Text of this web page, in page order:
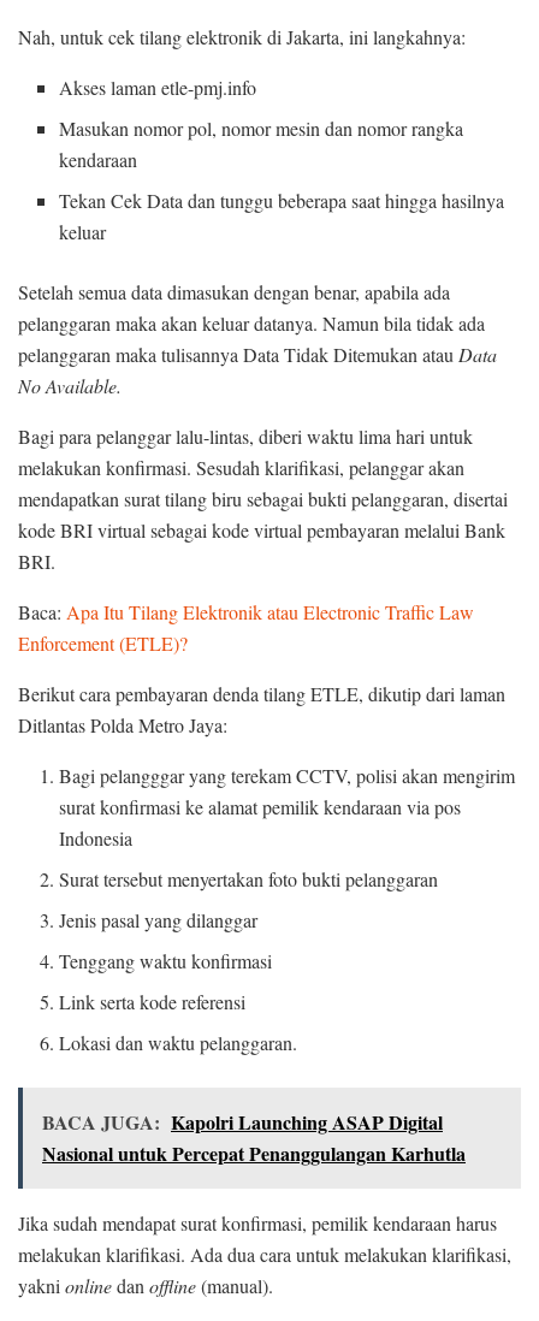
Nah, untuk cek tilang elektronik di Jakarta, ini langkahnya:
Akses laman etle-pmj.info
Masukan nomor pol, nomor mesin dan nomor rangka
kendaraan
Tekan Cek Data dan tunggu beberapa saat hingga hasilnya
keluar
Setelah semua data dimasukan dengan benar, apabila ada
pelanggaran maka akan keluar datanya. Namun bila tidak ada
pelanggaran maka tulisannya Data Tidak Ditemukan atau Data
No Available.
Bagi para pelanggar lalu-lintas, diberi waktu lima hari untuk
melakukan konfirmasi. Sesudah klarifikasi, pelanggar akan
mendapatkan surat tilang biru sebagai bukti pelanggaran, disertai
kode BRI virtual sebagai kode virtual pembayaran melalui Bank
BRI.
Baca: Apa Itu Tilang Elektronik atau Electronic Traffic Law
Enforcement (ETLE)?
Berikut cara pembayaran denda tilang ETLE, dikutip dari laman
Ditlantas Polda Metro Jaya:
Bagi pelangggar yang terekam CCTV, polisi akan mengirim
surat konfirmasi ke alamat pemilik kendaraan via pos
Indonesia
Surat tersebut menyertakan foto bukti pelanggaran
Jenis pasal yang dilanggar
Tenggang waktu konfirmasi
Link serta kode referensi
Lokasi dan waktu pelanggaran.
BACA JUGA: Kapolri Launching ASAP Digital
Nasional untuk Percepat Penanggulangan Karhutla
Jika sudah mendapat surat konfirmasi, pemilik kendaraan harus
melakukan klarifikasi. Ada dua cara untuk melakukan klarifikasi,
yakni onlinedan offline(manual).